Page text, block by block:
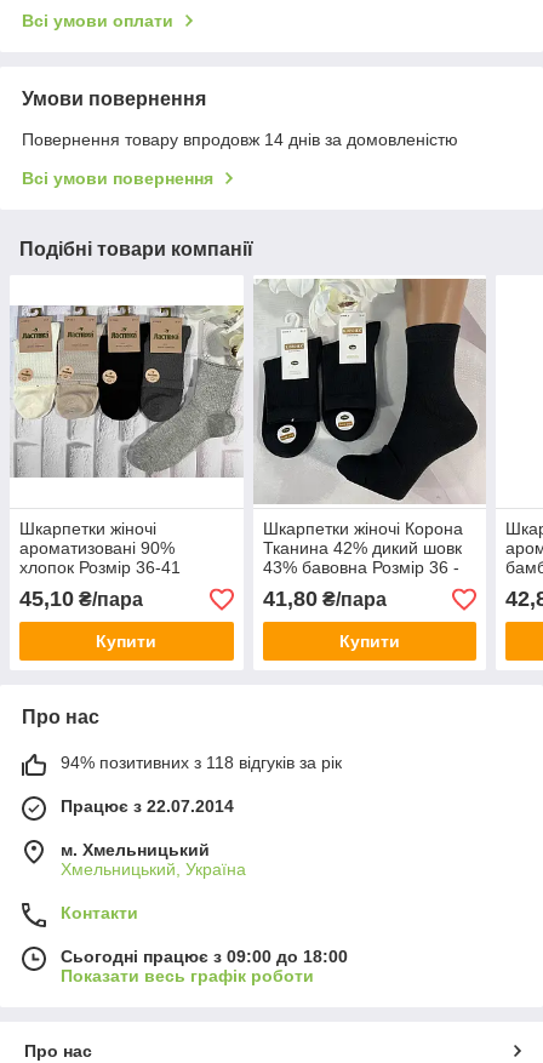
Всі умови оплати
Умови повернення
Повернення товару впродовж 14 днів за домовленістю
Всі умови повернення
Подібні товари компанії
Шкарпетки жіночі
ароматизовані 90%
хлопок Розмір 36-41
45,10 ₴/пара
Купити
Шкарпетки жіночі Корона
Тканина 42% дикий шовк
43% бавовна Розмір 36 -
41
41,80₴/пара
Купити
36-
Про нас
94% позитивних з 118 відгуків за рік
Працює з 22.07.2014
м. Хмельницький
Хмельницький, Україна
Контакти
Сьогодні працює з 09:00 до 18:00
Показати весь графік роботи
Про нас